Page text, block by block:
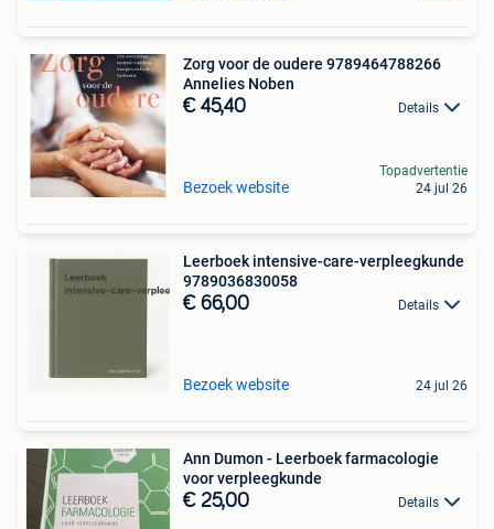
Zorg voor de oudere 9789464788266
Annelies Noben
€ 45,40 Details
Bezoek website
Topadvertentie
24 jul 26
Leerboek intensive-care-verpleegkunde
9789036830058
€ 66,00 Details
Bezoek website 24 jul 26
Ann Dumon - Leerboek farmacologie
voor verpleegkunde
€ 25,00 Details